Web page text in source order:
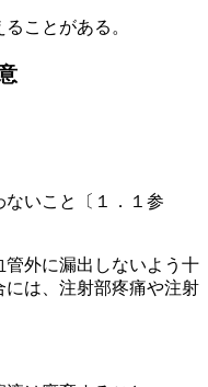
ことがある。
いこと〔１．１参
外に漏出しないよう十
は、注射部疼痛や注射